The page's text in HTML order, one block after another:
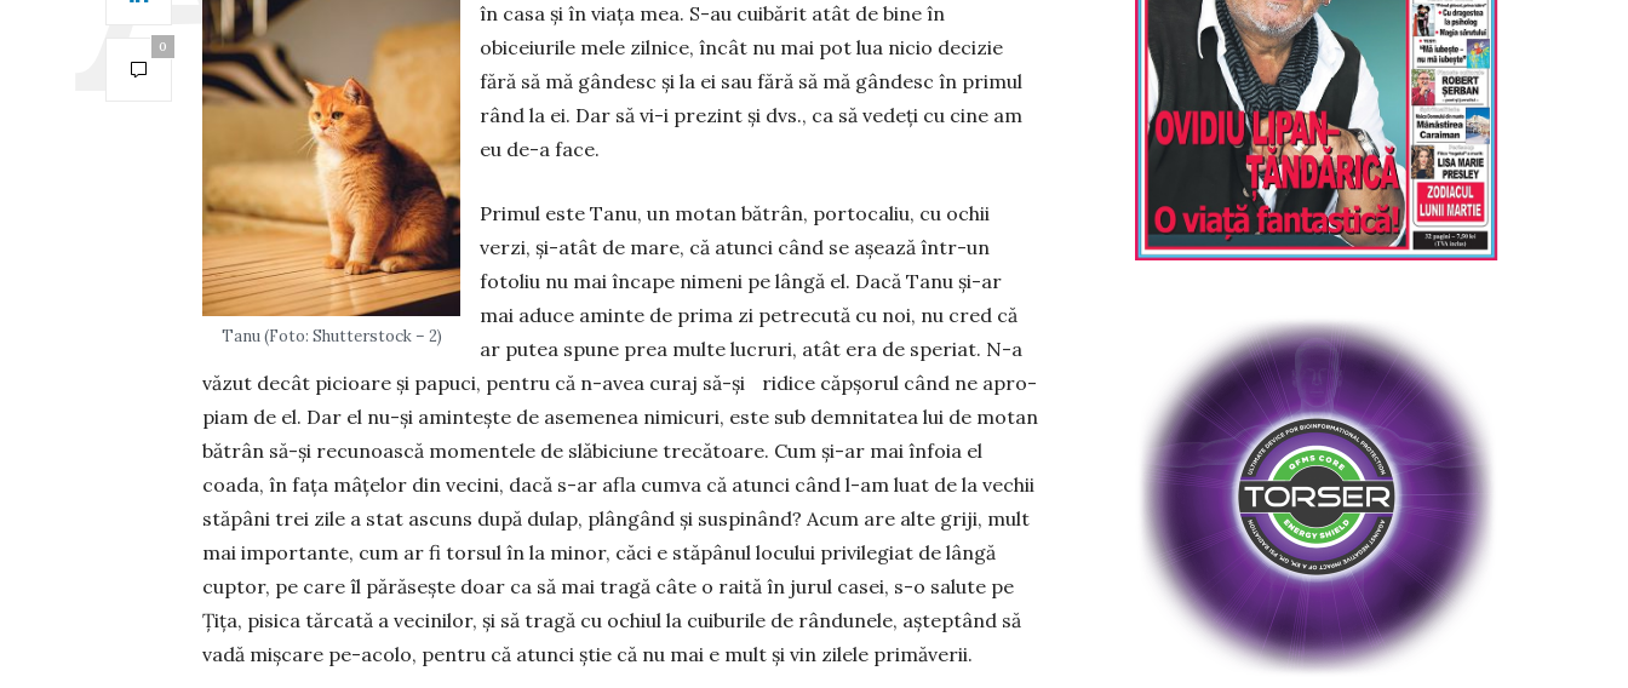
0
Tanu (Foto: Shutterstock – 2)
în casa şi în viaţa mea. S-au cuibărit atât de bine în
obiceiurile mele zil­ni­ce, încât nu mai pot lua nicio de­cizie
fără să mă gândesc şi la ei sau fără să mă gândesc în pri­mul
rând la ei. Dar să vi-i prezint şi dvs., ca să ve­deţi cu cine am
eu de-a face.
Primul este Tanu, un motan bătrân, porto­caliu, cu ochii
verzi, și-atât de mare, că atunci când se aşează într-un
fotoliu nu mai în­cape nimeni pe lân­gă el. Dacă Ta­nu şi-ar
mai aduce aminte de pri­ma zi petre­cută cu noi, nu cred că
ar putea spune prea multe lu­cruri, atât era de spe­riat. N-a
văzut decât picioare şi pa­puci, pen­tru că n-avea curaj să-şi ridice căp­şorul când ne apro­
pi­am de el. Dar el nu-şi amin­teşte de ase­menea ni­micuri, este sub dem­ni­ta­tea lui de mo­tan
bătrân să-şi recu­noască momentele de slă­biciune trecătoare. Cum şi-ar mai înfoia el
coada, în faţa mâţe­lor din vecini, dacă s-ar afla cum­va că atunci când l-am luat de la ve­chii
stă­pâni trei zile a stat ascuns după dulap, plângând şi suspinând? Acum are alte griji, mult
mai im­­por­tante, cum ar fi torsul în la mi­nor, căci e stă­pânul locului pri­vi­legiat de lângă
cuptor, pe care îl pă­răseşte doar ca să mai tragă câte o raită în jurul ca­sei, s-o salute pe
Ţiţa, pi­sica tărcată a vecinilor, şi să tra­gă cu ochiul la cui­bu­rile de rân­du­nele, aştep­tând să
vadă mişcare pe-aco­lo, pentru că atunci ştie că nu mai e mult şi vin zilele primăverii.